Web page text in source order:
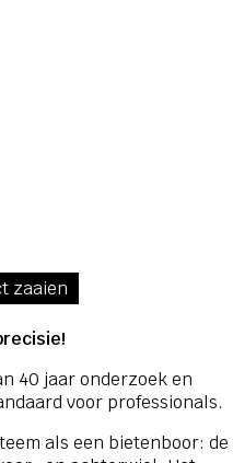
zaaien
40 jaar onderzoek en
voor professionals.
als een bietenboor: de